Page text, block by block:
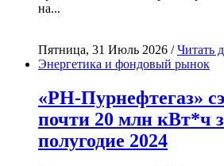
на...
Пятница, 31 Июль 2026 /Читать
Энергетика и фондовый рынок
«РН-Пурнефтегаз»
почти 20 млн кВт*ч
полугодие 2024